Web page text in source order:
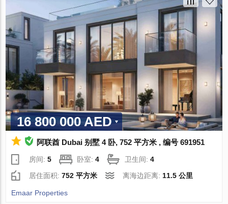
16 800 000 AED
阿联酋 Dubai 别墅 4 卧, 752 平方米 , 编号 691951
房间:5 卧室:4 卫生间:4
居住面积:752 平方米 离海边距离:11.5 公里
Emaar Properties